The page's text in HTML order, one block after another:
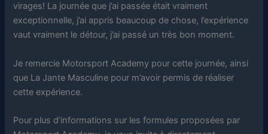
virages! La journée que j’ai passée était vraiment
exceptionnelle, j’ai appris beaucoup de chose, l’expérience
vaut vraiment le détour, j’ai passé un très bon moment.
Je remercie Motorsport Academy pour cette journée, ainsi
que La Jante Masculine pour m’avoir permis de réaliser
cette expérience.
Pour plus d’informations sur les formules proposées par